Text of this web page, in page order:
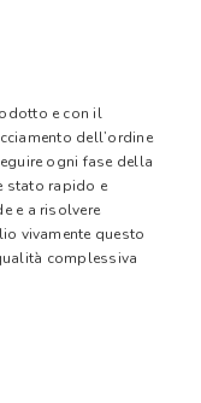
e con il
dell’ordine
ogni fase della
stato rapido e
e a risolvere
vivamente questo
complessiva